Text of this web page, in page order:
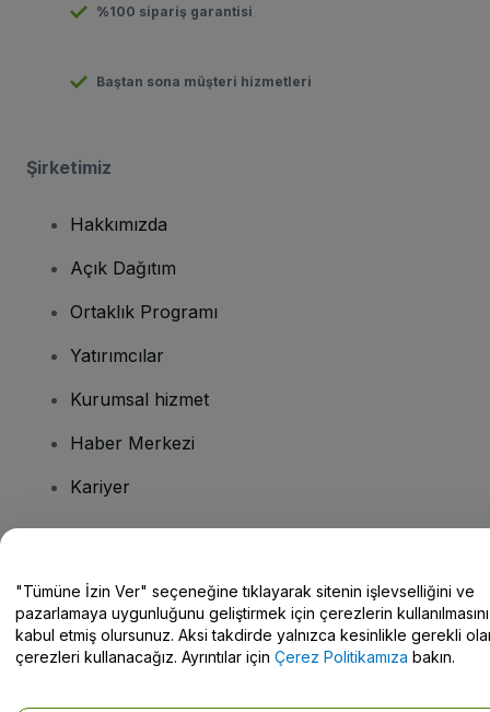
%100 sipariş garantisi
Baştan sona müşteri hizmetleri
Şirketimiz
Hakkımızda
Açık Dağıtım
Ortaklık Programı
Yatırımcılar
Kurumsal hizmet
Haber Merkezi
Kariyer
Yardım Merkezi / Bize Ulaşın
"Tümüne İzin Ver" seçeneğine tıklayarak sitenin işlevselliğini ve
pazarlamaya uygunluğunu geliştirmek için çerezlerin kullanılmasını
kabul etmiş olursunuz. Aksi takdirde yalnızca kesinlikle gerekli
çerezleri kullanacağız. Ayrıntılar için Çerez Politikamıza bakın.